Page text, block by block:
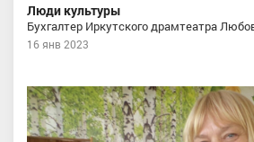
Люди культуры
Бухгалтер Иркутского драмтеатра
16 янв 2023